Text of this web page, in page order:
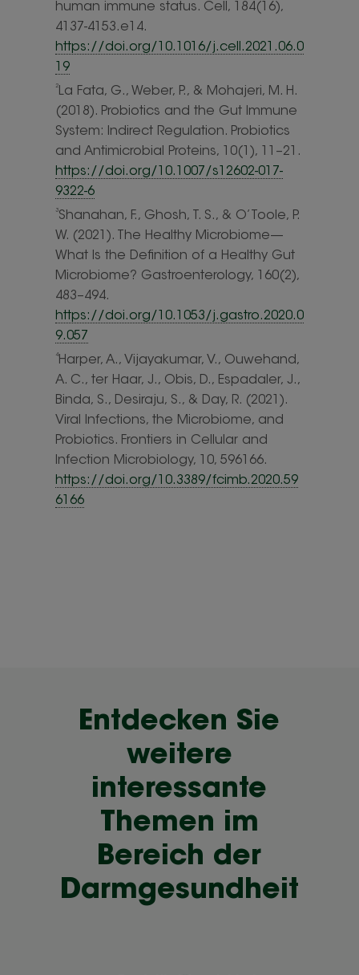
human immune status. Cell, 184(16),
4137-4153.e14.
https://doi.org/10.1016/j.cell.2021.06.0
19
2 La Fata, G., Weber, P., & Mohajeri, M. H.
(2018). Probiotics and the Gut Immune
System: Indirect Regulation. Probiotics
and Antimicrobial Proteins, 10(1), 11–21.
https://doi.org/10.1007/s12602-017-
9322-6
3Shanahan, F., Ghosh, T. S., & O’Toole, P.
W. (2021). The Healthy Microbiome—
What Is the Definition of a Healthy Gut
Microbiome? Gastroenterology, 160(2),
483–494.
https://doi.org/10.1053/j.gastro.2020.0
9.057
4 Harper, A., Vijayakumar, V., Ouwehand,
A. C., ter Haar, J., Obis, D., Espadaler, J.,
Binda, S., Desiraju, S., & Day, R. (2021).
Viral Infections, the Microbiome, and
Probiotics. Frontiers in Cellular and
Infection Microbiology, 10, 596166.
https://doi.org/10.3389/fcimb.2020.59
6166
Entdecken Sie
weitere
interessante
Themen im
Bereich der
Darmgesundheit